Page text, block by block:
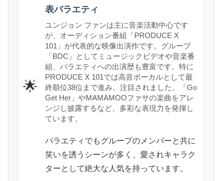
🌟
表バラエティ
ユンジョン ファンは主に音楽活動中心です
が、オーディション番組「PRODUCE X
101」が代表的な映像出演作です。グループ
「BDC」としてミュージックビデオや音楽番
組、バラエティへの出演歴も豊富です。特に
PRODUCE X 101では高音ボーカルとして最
終順位38位まで進み、注目されました。「Go
Get Her」やMAMAMOOファサの楽曲をアレ
ンジし披露するなど、多彩な表現力を発揮し
ています。
バラエティでもグループのメンバーと共に
笑いを誘うシーンが多く、愛されキャラク
ターとして絶大な人気を持っています。